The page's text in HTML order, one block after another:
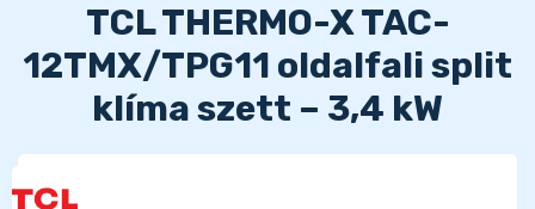
TCL THERMO-X TAC-
12TMX/TPG11 oldalfali split
klíma szett – 3,4 kW